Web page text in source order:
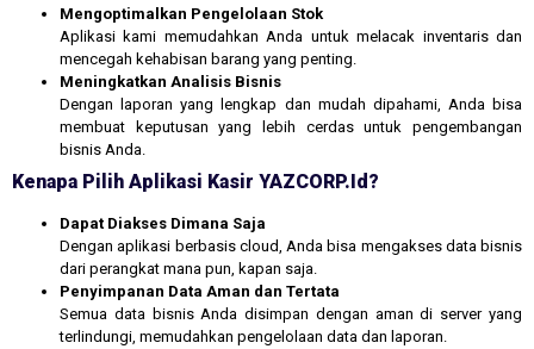
Mengoptimalkan Pengelolaan Stok
Aplikasi kami memudahkan Anda untuk melacak inventaris dan
mencegah kehabisan barang yang penting.
Meningkatkan Analisis Bisnis
Dengan laporan yang lengkap dan mudah dipahami, Anda bisa
membuat keputusan yang lebih cerdas untuk pengembangan
bisnis Anda.
Kenapa Pilih Aplikasi Kasir YAZCORP.id?
Dapat Diakses Dimana Saja
Dengan aplikasi berbasis cloud, Anda bisa mengakses data bisnis
dari perangkat mana pun, kapan saja.
Penyimpanan Data Aman dan Tertata
Semua data bisnis Anda disimpan dengan aman di server yang
terlindungi, memudahkan pengelolaan data dan laporan.